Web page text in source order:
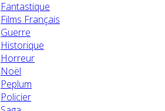
Fantastique
Films Français
Guerre
Historique
Horreur
Noël
Peplum
Policier